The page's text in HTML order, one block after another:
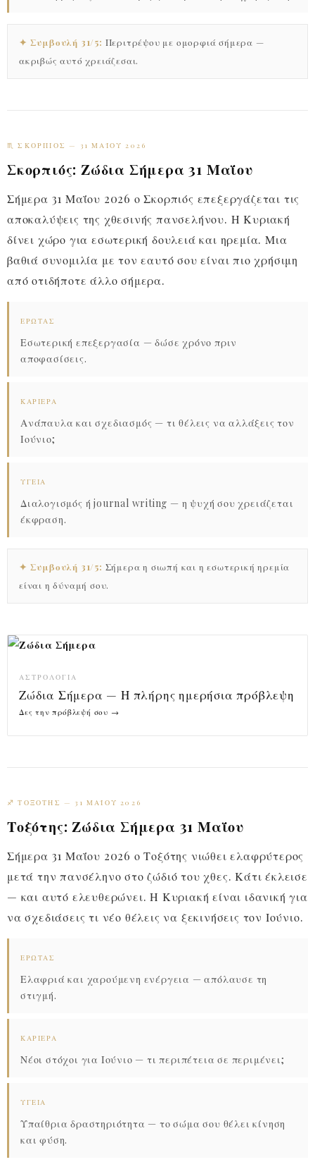
✦ Συμβουλή 31/5: Περιτρέψου με ομορφιά σήμερα —
ακριβώς αυτό χρειάζεσαι.
♏ ΣΚΟΡΠΙΌΣ — 31 ΜΑΪ́ΟΥ 2026
Σκορπιός: Ζώδια Σήμερα 31 Μαΐου
Σήμερα 31 Μαΐου 2026 ο Σκορπιός επεξεργάζεται τις
αποκαλύψεις της χθεσινής πανσελήνου. Η Κυριακή
δίνει χώρο για εσωτερική δουλειά και ηρεμία. Μια
βαθιά συνομιλία με τον εαυτό σου είναι πιο χρήσιμη
από οτιδήποτε άλλο σήμερα.
ΈΡΩΤΑΣ
Εσωτερική επεξεργασία — δώσε χρόνο πριν
αποφασίσεις.
ΚΑΡΙΈΡΑ
Ανάπαυλα και σχεδιασμός — τι θέλεις να αλλάξεις τον
Ιούνιο;
ΥΓΕΊΑ
Διαλογισμός ή journal writing — η ψυχή σου χρειάζεται
έκφραση.
✦ Συμβουλή 31/5: Σήμερα η σιωπή και η εσωτερική ηρεμία
είναι η δύναμή σου.
ΑΣΤΡΟΛΟΓΊΑ
Ζώδια Σήμερα — Η πλήρης ημερήσια πρόβλεψη
Δες την πρόβλεψή σου →
♐ ΤΟΞΌΤΗΣ — 31 ΜΑΪ́ΟΥ 2026
Τοξότης: Ζώδια Σήμερα 31 Μαΐου
Σήμερα 31 Μαΐου 2026 ο Τοξότης νιώθει ελαφρύτερος
μετά την πανσέληνο στο ζώδιό του χθες. Κάτι έκλεισε
— και αυτό ελευθερώνει. Η Κυριακή είναι ιδανική για
να σχεδιάσεις τι νέο θέλεις να ξεκινήσεις τον Ιούνιο.
ΈΡΩΤΑΣ
Ελαφριά και χαρούμενη ενέργεια — απόλαυσε τη
στιγμή.
ΚΑΡΙΈΡΑ
Νέοι στόχοι για Ιούνιο — τι περιπέτεια σε περιμένει;
ΥΓΕΊΑ
Υπαίθρια δραστηριότητα — το σώμα σου θέλει κίνηση
και φύση.